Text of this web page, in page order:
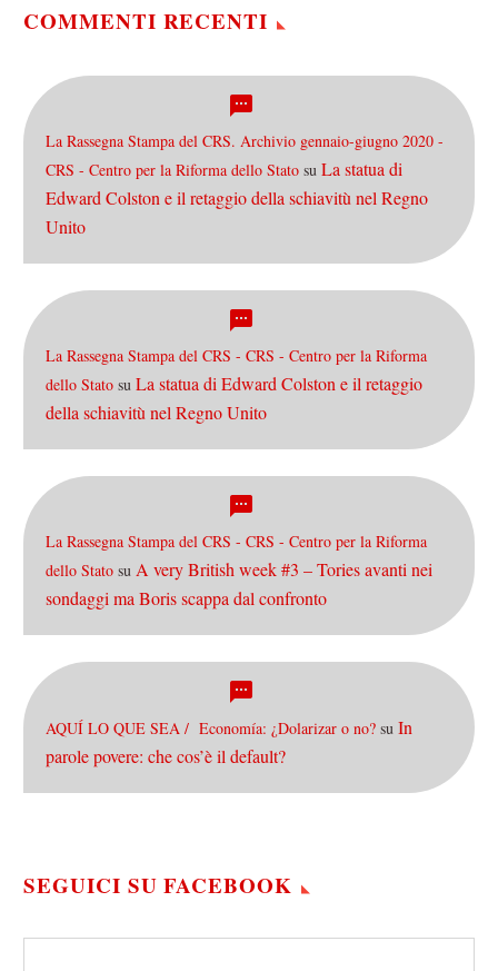
COMMENTI RECENTI
La Rassegna Stampa del CRS. Archivio gennaio-giugno 2020 -
CRS - Centro per la Riforma dello Stato su La statua di
Edward Colston e il retaggio della schiavitù nel Regno
Unito
La Rassegna Stampa del CRS - CRS - Centro per la Riforma
dello Stato su La statua di Edward Colston e il retaggio
della schiavitù nel Regno Unito
La Rassegna Stampa del CRS - CRS - Centro per la Riforma
dello Stato su A very British week #3 – Tories avanti nei
sondaggi ma Boris scappa dal confronto
AQUÍ LO QUE SEA / Economía: ¿Dolarizar o no? su In
parole povere: che cos’è il default?
SEGUICI SU FACEBOOK